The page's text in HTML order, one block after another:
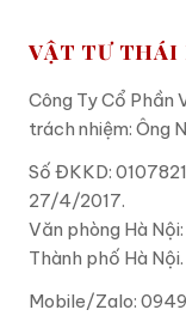
VẬT TƯ THÁI
Công Ty Cổ Phần
trách nhiệm: Ông
Số ĐKKD:
27/4/2017.
Văn phòng Hà
Thành phố Hà Nội.
Mobile/Zalo: